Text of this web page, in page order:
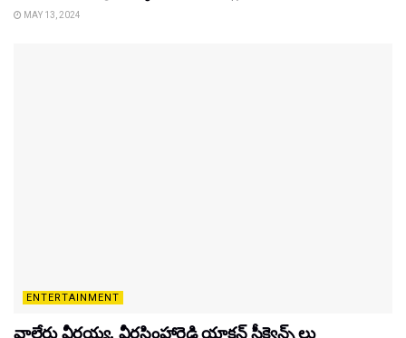
MAY 13, 2024
ENTERTAINMENT
వాల్తేరు వీరయ్య, వీరసింహారెడ్డి యాక్షన్ సీక్వెన్స్ లు